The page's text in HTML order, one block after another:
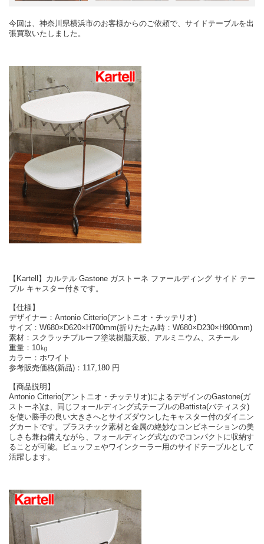
今回は、神奈川県横浜市のお客様からのご依頼で、サイドテーブルを出
張買取いたしました。
【Kartell】カルテル Gastone ガストーネ ファールディング サイド テー
ブル キャスター付きです。
【仕様】
デザイナー：Antonio Citterio(アントニオ・チッテリオ)
サイズ：W680×D620×H700mm(折りたたみ時：W680×D230×H900mm)
素材：スクラッチプルーフ塗装樹脂天板、アルミニウム、スチール
重量：10㎏
カラー：ホワイト
参考販売価格(新品)：117,180 円
【商品説明】
Antonio Citterio(アントニオ・チッテリオ)によるデザインのGastone(ガ
ストーネ)は、同じフォールディング式テーブルのBattista(バティスタ)
を使い勝手の良い大きさへとサイズダウンしたキャスター付のダイニン
グカートです。プラスチック素材と金属の絶妙なコンビネーションの美
しさも兼ね備えながら、フォールディング式なのでコンパクトに収納す
ることが可能。ビュッフェやワインクーラー用のサイドテーブルとして
活躍します。